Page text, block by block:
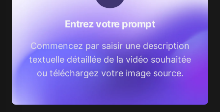
Entrez votre prompt
Commencez par saisir une description
textuelle détaillée de la vidéo souhaitée
ou téléchargez votre image source.